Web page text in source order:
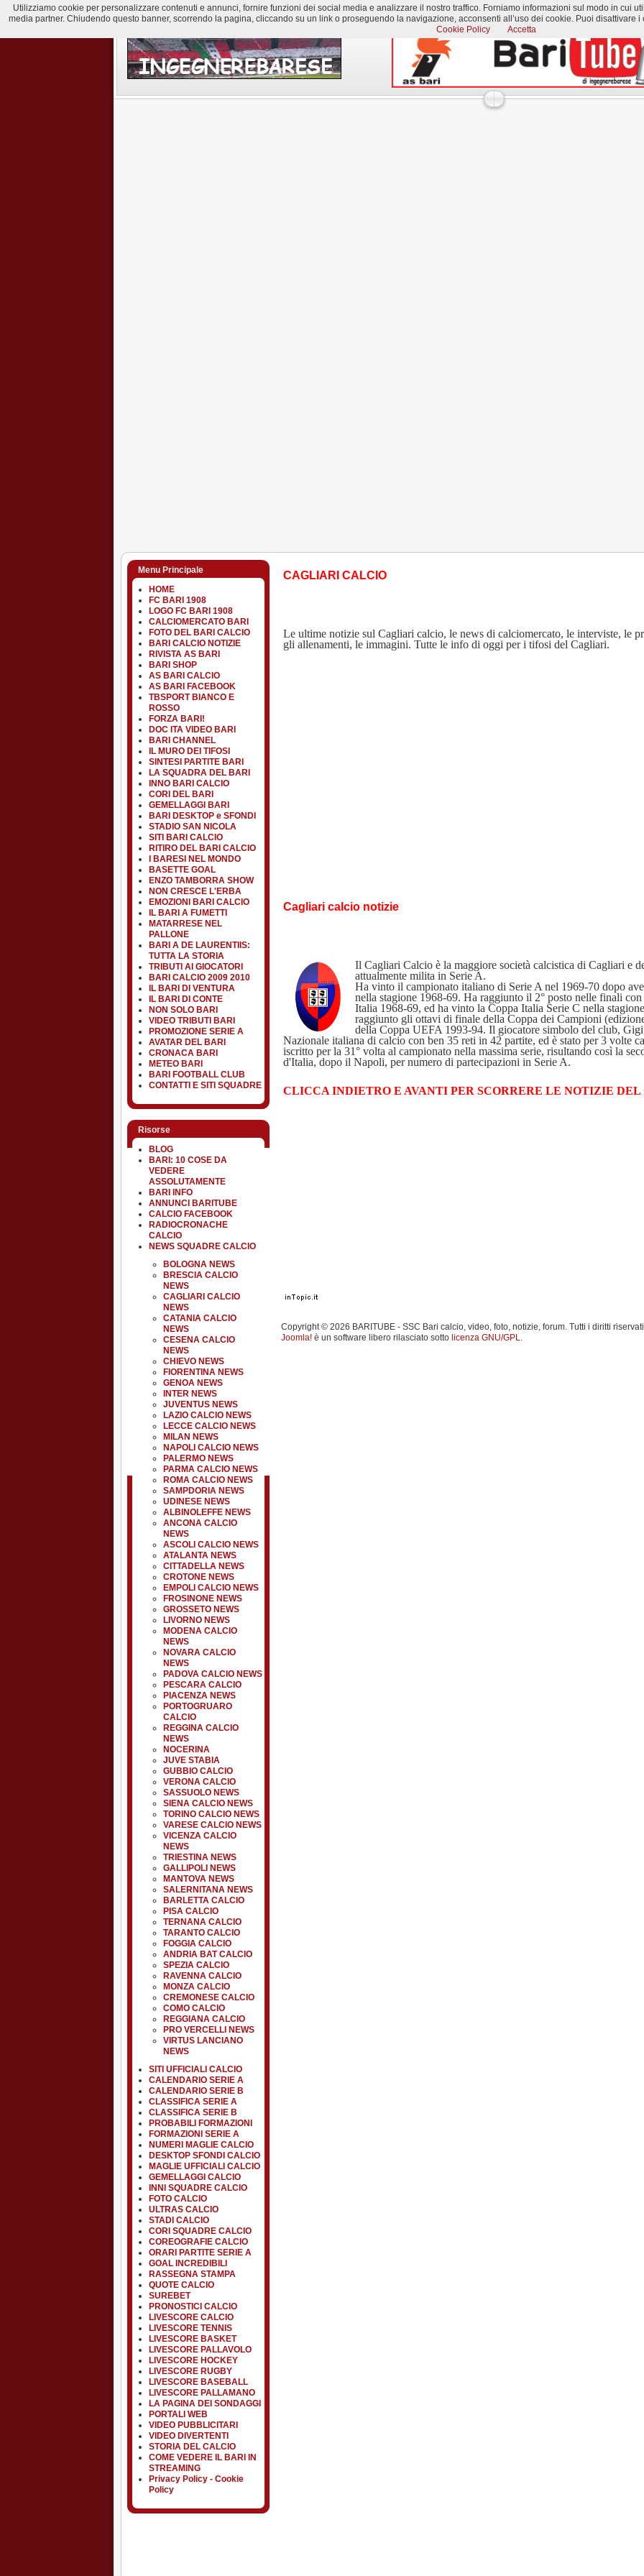
Menu Principale
HOME
FC BARI 1908
LOGO FC BARI 1908
CALCIOMERCATO BARI
FOTO DEL BARI CALCIO
BARI CALCIO NOTIZIE
RIVISTA AS BARI
BARI SHOP
AS BARI CALCIO
AS BARI FACEBOOK
TBSPORT BIANCO E
ROSSO
FORZA BARI!
DOC ITA VIDEO BARI
BARI CHANNEL
IL MURO DEI TIFOSI
SINTESI PARTITE BARI
LA SQUADRA DEL BARI
INNO BARI CALCIO
CORI DEL BARI
GEMELLAGGI BARI
BARI DESKTOP e SFONDI
STADIO SAN NICOLA
SITI BARI CALCIO
RITIRO DEL BARI CALCIO
I BARESI NEL MONDO
BASETTE GOAL
ENZO TAMBORRA SHOW
NON CRESCE L'ERBA
EMOZIONI BARI CALCIO
IL BARI A FUMETTI
MATARRESE NEL
PALLONE
BARI A DE LAURENTIIS:
TUTTA LA STORIA
TRIBUTI AI GIOCATORI
BARI CALCIO 2009 2010
IL BARI DI VENTURA
IL BARI DI CONTE
NON SOLO BARI
VIDEO TRIBUTI BARI
PROMOZIONE SERIE A
AVATAR DEL BARI
CRONACA BARI
METEO BARI
BARI FOOTBALL CLUB
CONTATTI E SITI SQUADRE
Risorse
BLOG
BARI: 10 COSE DA
VEDERE
ASSOLUTAMENTE
BARI INFO
ANNUNCI BARITUBE
CALCIO FACEBOOK
RADIOCRONACHE
CALCIO
NEWS SQUADRE CALCIO
BOLOGNA NEWS
BRESCIA CALCIO
NEWS
CAGLIARI CALCIO
NEWS
CATANIA CALCIO
NEWS
CESENA CALCIO
NEWS
CHIEVO NEWS
FIORENTINA NEWS
GENOA NEWS
INTER NEWS
JUVENTUS NEWS
LAZIO CALCIO NEWS
LECCE CALCIO NEWS
MILAN NEWS
NAPOLI CALCIO NEWS
PALERMO NEWS
PARMA CALCIO NEWS
ROMA CALCIO NEWS
SAMPDORIA NEWS
UDINESE NEWS
ALBINOLEFFE NEWS
ANCONA CALCIO
NEWS
ASCOLI CALCIO NEWS
ATALANTA NEWS
CITTADELLA NEWS
CROTONE NEWS
EMPOLI CALCIO NEWS
FROSINONE NEWS
GROSSETO NEWS
LIVORNO NEWS
MODENA CALCIO
NEWS
NOVARA CALCIO
NEWS
PADOVA CALCIO NEWS
PESCARA CALCIO
PIACENZA NEWS
PORTOGRUARO
CALCIO
REGGINA CALCIO
NEWS
NOCERINA
JUVE STABIA
GUBBIO CALCIO
VERONA CALCIO
SASSUOLO NEWS
SIENA CALCIO NEWS
TORINO CALCIO NEWS
VARESE CALCIO NEWS
VICENZA CALCIO
NEWS
TRIESTINA NEWS
GALLIPOLI NEWS
MANTOVA NEWS
SALERNITANA NEWS
BARLETTA CALCIO
PISA CALCIO
TERNANA CALCIO
TARANTO CALCIO
FOGGIA CALCIO
ANDRIA BAT CALCIO
SPEZIA CALCIO
RAVENNA CALCIO
MONZA CALCIO
CREMONESE CALCIO
COMO CALCIO
REGGIANA CALCIO
PRO VERCELLI NEWS
VIRTUS LANCIANO
NEWS
SITI UFFICIALI CALCIO
CALENDARIO SERIE A
CALENDARIO SERIE B
CLASSIFICA SERIE A
CLASSIFICA SERIE B
PROBABILI FORMAZIONI
FORMAZIONI SERIE A
NUMERI MAGLIE CALCIO
DESKTOP SFONDI CALCIO
MAGLIE UFFICIALI CALCIO
GEMELLAGGI CALCIO
INNI SQUADRE CALCIO
FOTO CALCIO
ULTRAS CALCIO
STADI CALCIO
CORI SQUADRE CALCIO
COREOGRAFIE CALCIO
ORARI PARTITE SERIE A
GOAL INCREDIBILI
RASSEGNA STAMPA
QUOTE CALCIO
SUREBET
PRONOSTICI CALCIO
LIVESCORE CALCIO
LIVESCORE TENNIS
LIVESCORE BASKET
LIVESCORE PALLAVOLO
LIVESCORE HOCKEY
LIVESCORE RUGBY
LIVESCORE BASEBALL
LIVESCORE PALLAMANO
LA PAGINA DEI SONDAGGI
PORTALI WEB
VIDEO PUBBLICITARI
VIDEO DIVERTENTI
STORIA DEL CALCIO
COME VEDERE IL BARI IN
STREAMING
Privacy Policy - Cookie
Policy
CAGLIARI CALCIO
Le ultime notizie sul Cagliari calcio, le news di calciomercato, le interviste, le
gli allenamenti, le immagini. Tutte le info di oggi per i tifosi del Cagliari.
Cagliari calcio notizie
Il Cagliari Calcio è la maggiore società calcistica di Cagliari e
attualmente milita in Serie A.
Ha vinto il campionato italiano di Serie A nel 1969-70 dopo
nella stagione 1968-69. Ha raggiunto il 2° posto nelle finali
Italia 1968-69, ed ha vinto la Coppa Italia Serie C nella
raggiunto gli ottavi di finale della Coppa dei Campioni
della Coppa UEFA 1993-94. Il giocatore simbolo del club,
Nazionale italiana di calcio con ben 35 reti in 42 partite, ed è stato per 3 volte
iscritto per la 31° volta al campionato nella massima serie, risultando così la
d'Italia, dopo il Napoli, per numero di partecipazioni in Serie A.
CLICCA INDIETRO E AVANTI PER SCORRERE LE NOTIZIE
Copyright © 2026 BARITUBE - SSC Bari calcio, video, foto, notizie, forum. Tutti i diritti
Joomla! è un software libero rilasciato sotto licenza GNU/GPL.
Utilizziamo cookie per personalizzare contenuti e annunci, fornire funzioni dei social media e analizzare il nostro traffico. Forniamo informazioni sul modo in cui
media partner. Chiudendo questo banner, scorrendo la pagina, cliccando su un link o proseguendo la navigazione, acconsenti all’uso dei cookie. Puoi
Cookie Policy
Accetta